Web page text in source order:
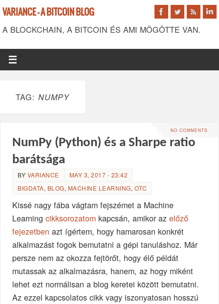
VARIANCE - A BITCOIN BLOG
A BLOCKCHAIN, A BITCOIN ÉS AMI MÖGÖTTE VAN.
TAG: NUMPY
NO COMMENTS
NumPy (Python) és a Sharpe ratio
barátsága
BY VARIANCE
MAY 3, 2017 - 23:42
BIGDATA, BLOG, MACHINE LEARNING, OTC
Kissé nagy fába vágtam fejszémet a Machine
Learningcikksorozatom kapcsán, amikor azelőző
fejezetben azt ígértem, hogy hamarosan konkrét
alkalmazást fogok bemutatni a gépi tanuláshoz. Már
persze nem az okozza fejtörőt, hogy élő példát
mutassak az alkalmazásra, hanem, az hogy miként
lehet ezt normálisan a blog keretei között bemutatni.
Az ezzel kapcsolatos cikk vagy iszonyatosan hosszú